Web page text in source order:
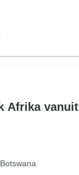
Afrika vanuit
Botswana